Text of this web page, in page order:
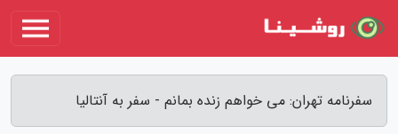
سفرنامه تهران: می خواهم زنده بمانم - سفر به آنتالیا